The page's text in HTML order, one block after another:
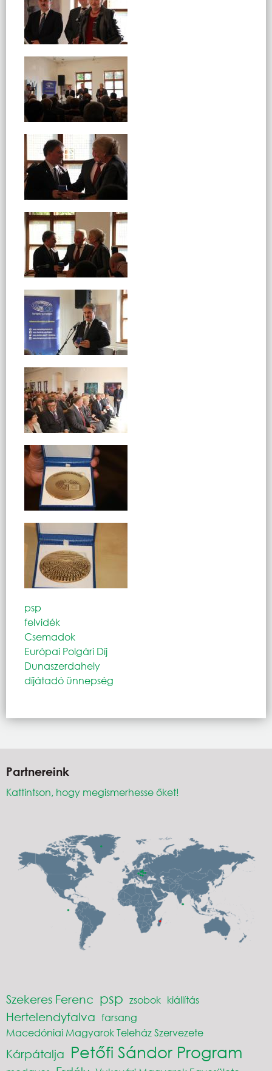
psp
felvidék
Csemadok
Európai Polgári Díj
Dunaszerdahely
díjátadó ünnepség
Partnereink
Kattintson, hogy megismerhesse őket!
Szekeres Ferenc psp zsobok kiállítás
Hertelendyfalva farsang
Macedóniai Magyarok Teleház Szervezete
Kárpátalja Petőfi Sándor Program